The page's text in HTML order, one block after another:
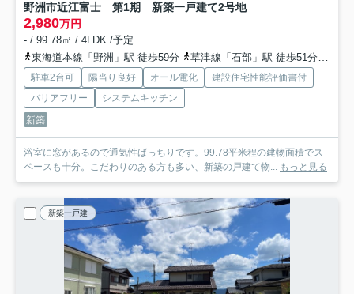
野洲市近江富士 第1期 新築一戸建て2号地
2,980万円
- / 99.78㎡ / 4LDK /予定
東海道本線「野洲」駅 徒歩59分
草津線「石部」駅 徒歩51分
駐車2台可 陽当り良好 オール電化
建設住宅性能評価書付
バリアフリー
システムキッチン
新築
浴室に窓があるので通気性ばっちりです。99.78平米程の建物面積でス
ペースも十分。こだわりのある方も多い、新築の戸建て物... もっと見る
新築一戸建